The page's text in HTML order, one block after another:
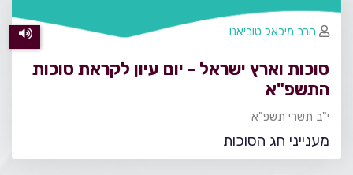
סוכות וארץ ישראל - יום עיון לקראת סוכות
התשפ"א
י"ב תשרי תשפ"א
מענייני חג הסוכות
הרב מיכאל טוביאנו